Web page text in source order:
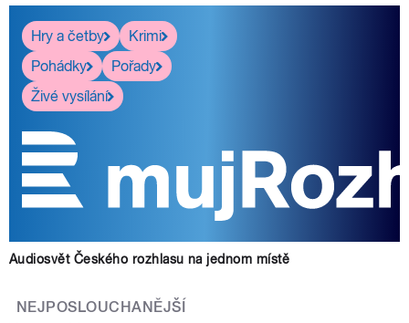
Hry a četby
Krimi
Pohádky
Pořady
Živé vysílání
Audiosvět Českého rozhlasu na jednom místě
NEJPOSLOUCHANĚJŠÍ